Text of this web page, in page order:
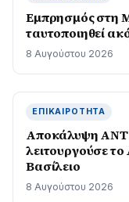
Εμπρησμός στη
ταυτοποιηθεί
8 Αυγούστου 2026
ΕΠΙΚΑΙΡΌΤΗΤΑ
Αποκάλυψη
λειτουργούσε
Βασίλειο
8 Αυγούστου 2026